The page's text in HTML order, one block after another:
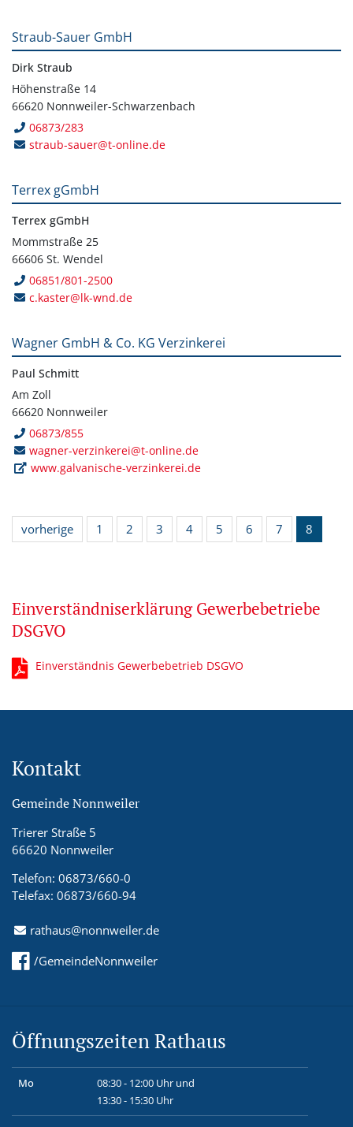
Straub-Sauer GmbH
Dirk Straub
Höhenstraße 14
66620 Nonnweiler-Schwarzenbach
06873/283
straub-sauer@t-online.de
Terrex gGmbH
Terrex gGmbH
Mommstraße 25
66606 St. Wendel
06851/801-2500
c.kaster@lk-wnd.de
Wagner GmbH & Co. KG Verzinkerei
Paul Schmitt
Am Zoll
66620 Nonnweiler
06873/855
wagner-verzinkerei@t-online.de
www.galvanische-verzinkerei.de
vorherige 1 2 3 4 5 6 7 8
Einverständniserklärung Gewerbebetriebe
DSGVO
Einverständnis Gewerbebetrieb DSGVO
Kontakt
Gemeinde Nonnweiler
Trierer Straße 5
66620 Nonnweiler
Telefon: 06873/660-0
Telefax: 06873/660-94
rathaus@nonnweiler.de
/GemeindeNonnweiler
Öffnungszeiten Rathaus
Mo
08:30 - 12:00 Uhr und
13:30 - 15:30 Uhr